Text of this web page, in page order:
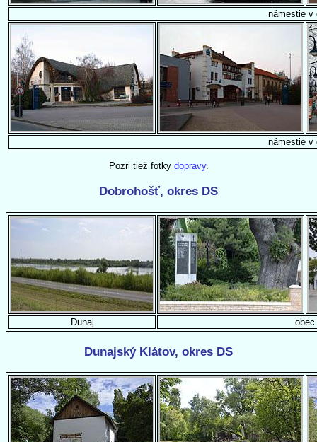
námestie v
námestie v
Pozri tiež fotky dopravy.
Dobrohošť, okres DS
Dunaj obec
Dunajský Klátov, okres DS